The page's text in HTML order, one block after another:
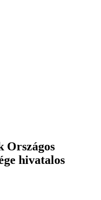
Országos
hivatalos